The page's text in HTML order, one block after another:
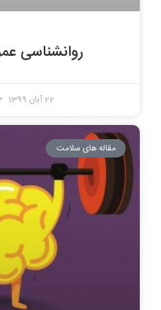
روانشناسی
22 آبان 1399
مقاله های سلامت